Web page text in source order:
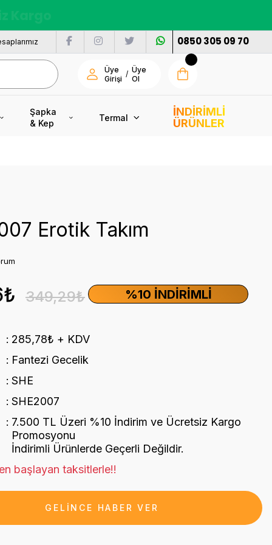
0850 305 09 70
Üye
Girişi
/ Üye
Ol
Şapka
& Kep
Termal
İNDİRİMLİ
ÜRÜNLER
Erotik Takım
%10 İNDIRIMLI
349,29₺
285,78₺ + KDV
Fantezi Gecelik
SHE
SHE2007
7.500 TL Üzeri %10 İndirim ve Ücretsiz Kargo
Promosyonu
İndirimli Ürünlerde Geçerli Değildir.
başlayan taksitlerle!!
GELİNCE HABER VER